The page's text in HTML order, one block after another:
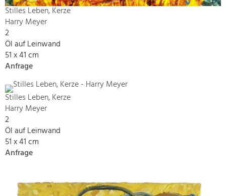
Stilles Leben, Kerze
Harry Meyer
2
Öl auf Leinwand
51 x 41 cm
Anfrage
Stilles Leben, Kerze
Harry Meyer
2
Öl auf Leinwand
51 x 41 cm
Anfrage